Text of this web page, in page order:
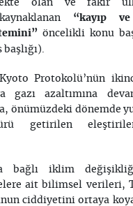
olan ve fakir
“kayıp ve
öncelikli konu
Protokolü’nün
gazı azaltımına
önümüzdeki dönemde
getirilen
bağlı iklim
ait bilimsel verileri,
ciddiyetini ortaya